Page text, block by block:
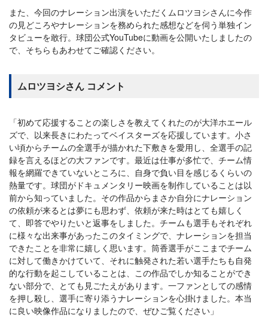
また、今回のナレーション出演をいただくムロツヨシさんに今作
の見どころやナレーションを務められた感想などを伺う単独イン
タビューを敢行。球団公式YouTubeに動画を公開いたしましたの
で、そちらもあわせてご確認ください。
ムロツヨシさん コメント
「初めて応援することの楽しさを教えてくれたのが大洋ホエール
ズで、以来長きにわたってベイスターズを応援しています。小さ
い頃からチームの全選手が描かれた下敷きを愛用し、全選手の記
録を言えるほどの大ファンです。最近は仕事が多忙で、チーム情
報を網羅できていないところに、自身で負い目を感じるくらいの
熱量です。球団がドキュメンタリー映画を制作していることは以
前から知っていました。その作品からまさか自分にナレーション
の依頼が来るとは夢にも思わず、依頼が来た時はとても嬉しく
て、即答でやりたいと返事をしました。チームも選手もそれぞれ
に様々な出来事があったこのタイミングで、ナレーションを担当
できたことを非常に嬉しく思います。筒香選手がここまでチーム
に対して働きかけていて、それに触発された若い選手たちも自発
的な行動を起こしていることは、この作品でしか知ることができ
ない部分で、とても見ごたえがあります。一ファンとしての感情
を押し殺し、選手に寄り添うナレーションを心掛けました。本当
に良い映像作品になりましたので、ぜひご覧ください」